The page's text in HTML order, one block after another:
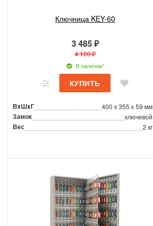
Ключница KEY-60
3 485 ₽
4 100 ₽
В наличии*
ВxШxГ 400 x 355 x 59 мм
Замок ключевой
Вес 2 кг